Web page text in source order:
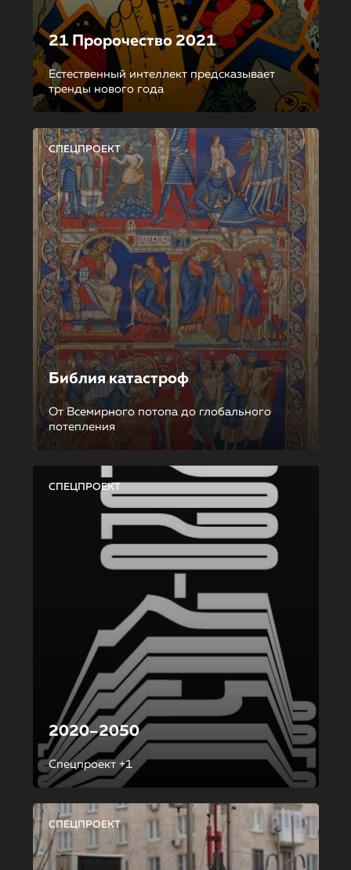
21 Пророчество 2021
Естественный интеллект предсказывает
тренды нового года
СПЕЦПРОЕКТ
Библия катастроф
От Всемирного потопа до глобального
потепления
СПЕЦПРОЕКТ
2020–2050
Спецпроект +1
СПЕЦПРОЕКТ